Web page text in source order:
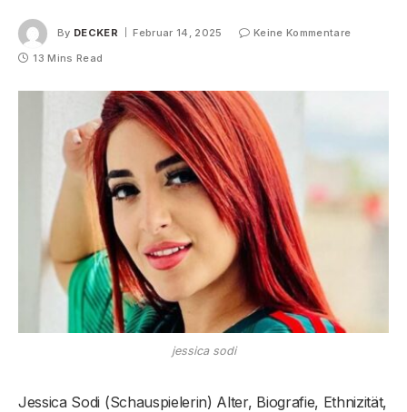
By DECKER Februar 14, 2025
Keine Kommentare
13 Mins Read
jessica sodi
Jessica Sodi (Schauspielerin) Alter, Biografie, Ethnizität,